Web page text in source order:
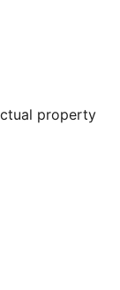
property